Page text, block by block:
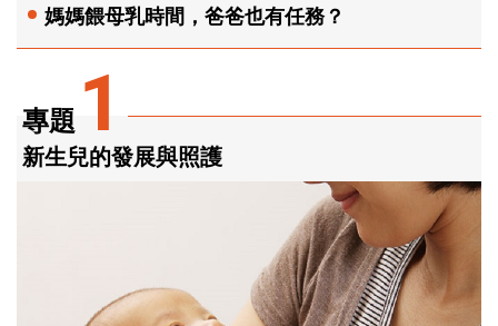
專題 1
新生兒的發展與照護
媽媽餵母乳時間，爸爸也有任務？